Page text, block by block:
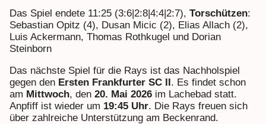
Das Spiel endete 11:25 (3:6|2:8|4:4|2:7), Torschützen:
Sebastian Opitz (4), Dusan Micic (2), Elias Allach (2),
Luis Ackermann, Thomas Rothkugel und Dorian
Steinborn
Das nächste Spiel für die Rays ist das Nachholspiel
gegen den Ersten Frankfurter SC II. Es findet schon
am Mittwoch, den 20. Mai 2026 im Lachebad statt.
Anpfiff ist wieder um 19:45 Uhr. Die Rays freuen sich
über zahlreiche Unterstützung am Beckenrand.